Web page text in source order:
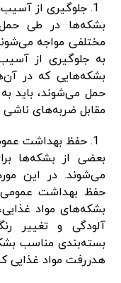
جلوگیری از
بشکه‌ها در طی
مختلفی مواجه
به جلوگیری از
بشکه‌هایی که در
حمل می‌شوند، باید
مقابل ضربه‌های
حفظ بهداشت
بعضی از بشکه‌ها
می‌شوند. در این
حفظ بهداشت
بشکه‌های مواد
آلودگی و تغییر
بسته‌بندی مناسب
هدررفت مواد غذایی